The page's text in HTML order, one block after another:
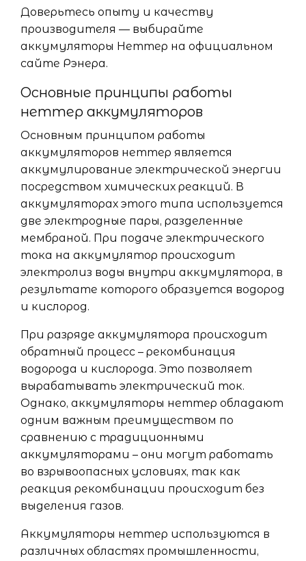
Доверьтесь опыту и качеству
производителя — выбирайте
аккумуляторы Неттер на официальном
сайте Рэнера.
Основные принципы работы
неттер аккумуляторов
Основным принципом работы
аккумуляторов неттер является
аккумулирование электрической энергии
посредством химических реакций. В
аккумуляторах этого типа используется
две электродные пары, разделенные
мембраной. При подаче электрического
тока на аккумулятор происходит
электролиз воды внутри аккумулятора, в
результате которого образуется водород
и кислород.
При разряде аккумулятора происходит
обратный процесс – рекомбинация
водорода и кислорода. Это позволяет
вырабатывать электрический ток.
Однако, аккумуляторы неттер обладают
одним важным преимуществом по
сравнению с традиционными
аккумуляторами – они могут работать
во взрывоопасных условиях, так как
реакция рекомбинации происходит без
выделения газов.
Аккумуляторы неттер используются в
различных областях промышленности,